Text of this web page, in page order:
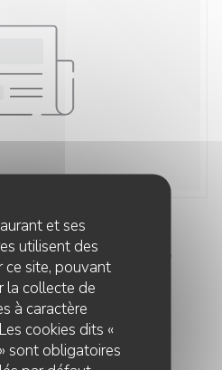
et ses
utilisent des
ce site, pouvant
la collecte de
à caractère
cookies dits «
sont obligatoires
site Restaurant